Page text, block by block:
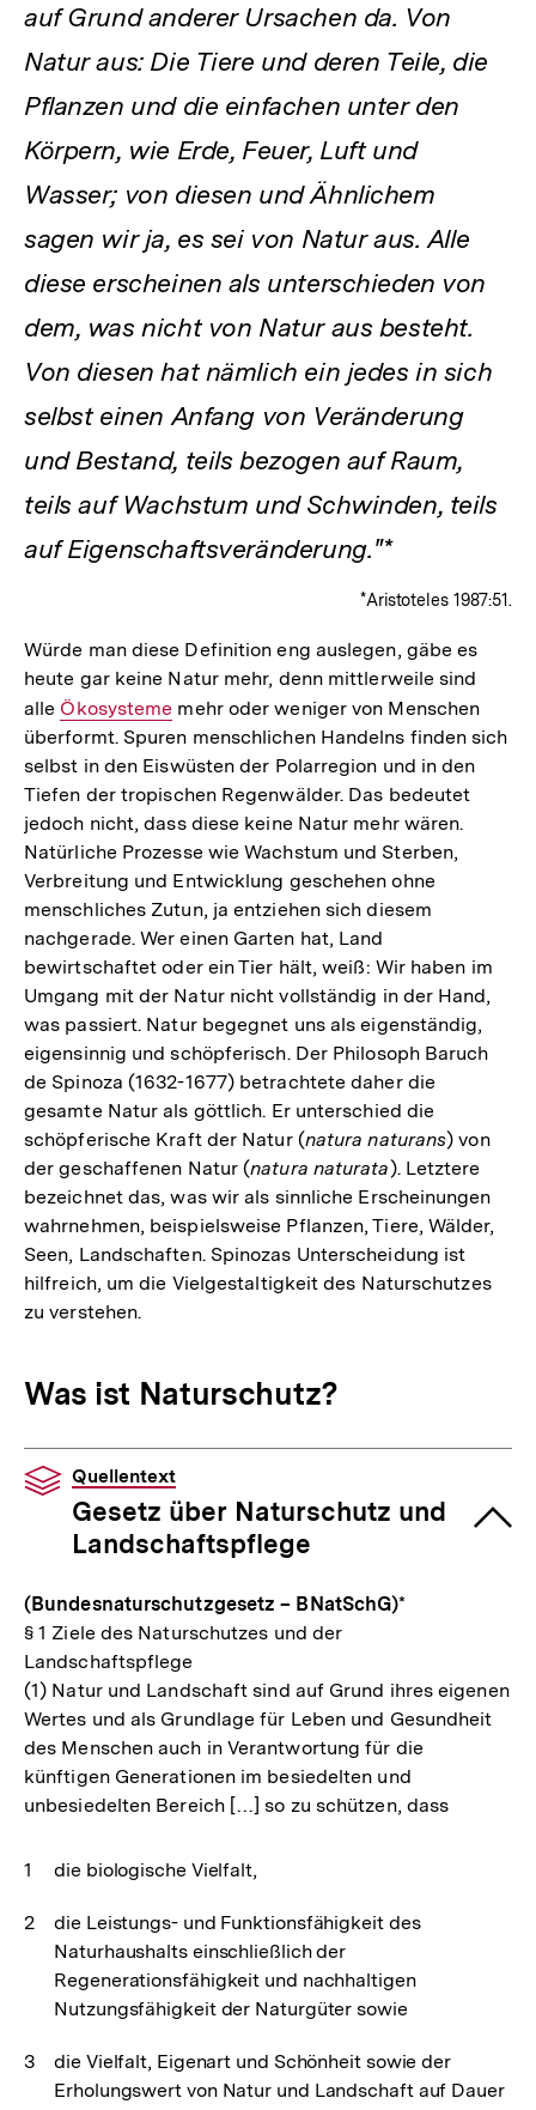
auf Grund anderer Ursachen da. Von
Natur aus: Die Tiere und deren Teile, die
Pflanzen und die einfachen unter den
Körpern, wie Erde, Feuer, Luft und
Wasser; von diesen und Ähnlichem
sagen wir ja, es sei von Natur aus. Alle
diese erscheinen als unterschieden von
dem, was nicht von Natur aus besteht.
Von diesen hat nämlich ein jedes in sich
selbst einen Anfang von Veränderung
und Bestand, teils bezogen auf Raum,
teils auf Wachstum und Schwinden, teils
auf Eigenschaftsveränderung."*
*Aristoteles 1987:51.
Würde man diese Definition eng auslegen, gäbe es
heute gar keine Natur mehr, denn mittlerweile sind
alle Interner
Link:
Ökosysteme mehr oder weniger von Menschen
überformt. Spuren menschlichen Handelns finden sich
selbst in den Eiswüsten der Polarregion und in den
Tiefen der tropischen Regenwälder. Das bedeutet
jedoch nicht, dass diese keine Natur mehr wären.
Natürliche Prozesse wie Wachstum und Sterben,
Verbreitung und Entwicklung geschehen ohne
menschliches Zutun, ja entziehen sich diesem
nachgerade. Wer einen Garten hat, Land
bewirtschaftet oder ein Tier hält, weiß: Wir haben im
Umgang mit der Natur nicht vollständig in der Hand,
was passiert. Natur begegnet uns als eigenständig,
eigensinnig und schöpferisch. Der Philosoph Baruch
de Spinoza (1632-1677) betrachtete daher die
gesamte Natur als göttlich. Er unterschied die
schöpferische Kraft der Natur (natura naturans) von
der geschaffenen Natur (natura naturata). Letztere
bezeichnet das, was wir als sinnliche Erscheinungen
wahrnehmen, beispielsweise Pflanzen, Tiere, Wälder,
Seen, Landschaften. Spinozas Unterscheidung ist
hilfreich, um die Vielgestaltigkeit des Naturschutzes
zu verstehen.
Was ist Naturschutz?
Quellentext
Gesetz über Naturschutz und
Landschaftspflege
(Bundesnaturschutzgesetz – BNatSchG)*
§ 1 Ziele des Naturschutzes und der
Landschaftspflege
(1) Natur und Landschaft sind auf Grund ihres eigenen
Wertes und als Grundlage für Leben und Gesundheit
des Menschen auch in Verantwortung für die
künftigen Generationen im besiedelten und
unbesiedelten Bereich […] so zu schützen, dass
die biologische Vielfalt,
die Leistungs- und Funktionsfähigkeit des
Naturhaushalts einschließlich der
Regenerationsfähigkeit und nachhaltigen
Nutzungsfähigkeit der Naturgüter sowie
die Vielfalt, Eigenart und Schönheit sowie der
Erholungswert von Natur und Landschaft auf Dauer